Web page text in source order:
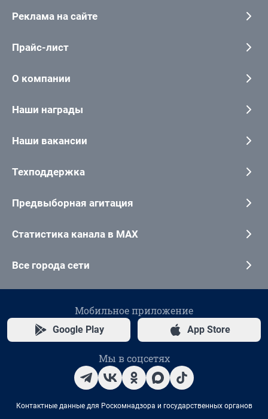
Реклама на сайте
Прайс-лист
О компании
Наши награды
Наши вакансии
Техподдержка
Предвыборная агитация
Статистика канала в MAX
Все города сети
Мобильное приложение
Google Play App Store
Мы в соцсетях
Контактные данные для Роскомнадзора и государственных органов